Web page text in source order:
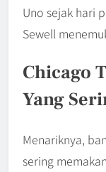
Uno sejak hari
Sewell
Chicago
Yang
Menariknya,
sering